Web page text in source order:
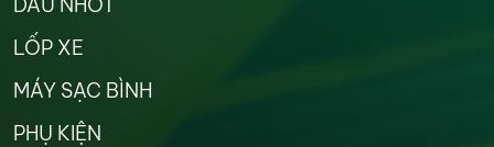
LỐP XE
MÁY SẠC BÌNH
PHỤ KIỆN